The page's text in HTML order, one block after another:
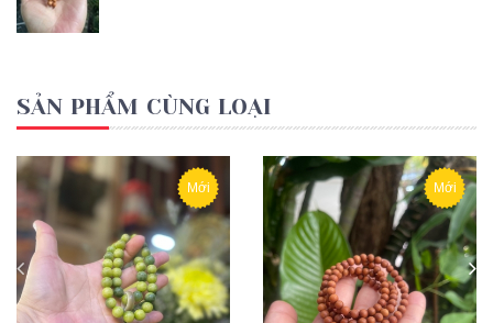
SẢN PHẨM CÙNG LOẠI
Mới Mới